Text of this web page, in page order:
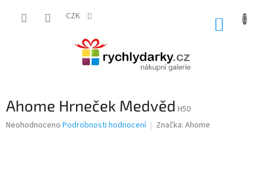
CZK
Ahome Hrneček Medvěd H50
Průměrné
Neohodnoceno Podrobnosti hodnocení Značka: Ahome